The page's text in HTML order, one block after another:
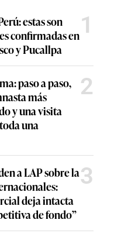
estas son
confirmadas en
y Pucallpa
1
paso a paso,
más
y una visita
una
2
a LAP sobre la
deja intacta
de fondo”
3